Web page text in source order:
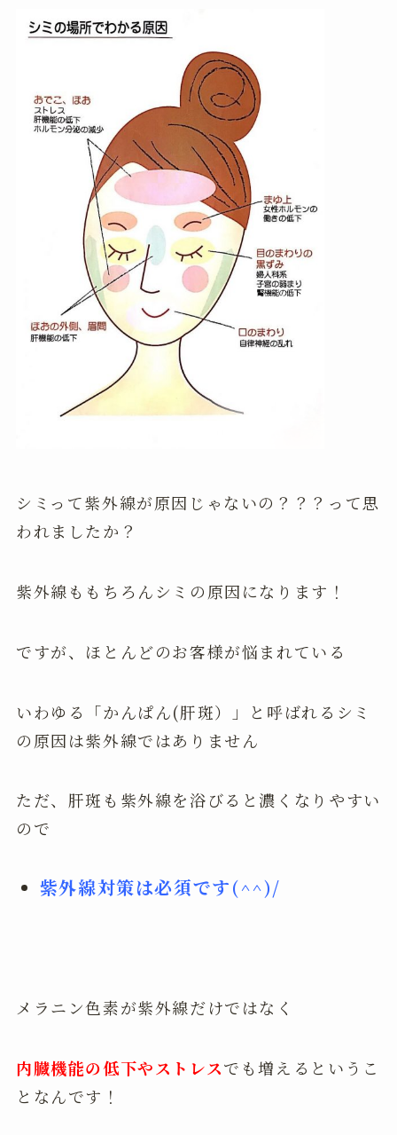
シミって紫外線が原因じゃないの？？？って思
われましたか？
紫外線ももちろんシミの原因になります！
ですが、ほとんどのお客様が悩まれている
いわゆる「かんぱん(肝斑）」と呼ばれるシミ
の原因は紫外線ではありません
ただ、肝斑も紫外線を浴びると濃くなりやすい
ので
紫外線対策は必須です(^^)/
メラニン色素が紫外線だけではなく
内臓機能の低下やストレスでも増えるというこ
となんです！